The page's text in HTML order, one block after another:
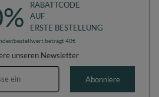
RABATTCODE
AUF
ERSTE BESTELLUNG
beträgt 40€
unseren Newsletter
E-Mail-Adresse
Abonniere